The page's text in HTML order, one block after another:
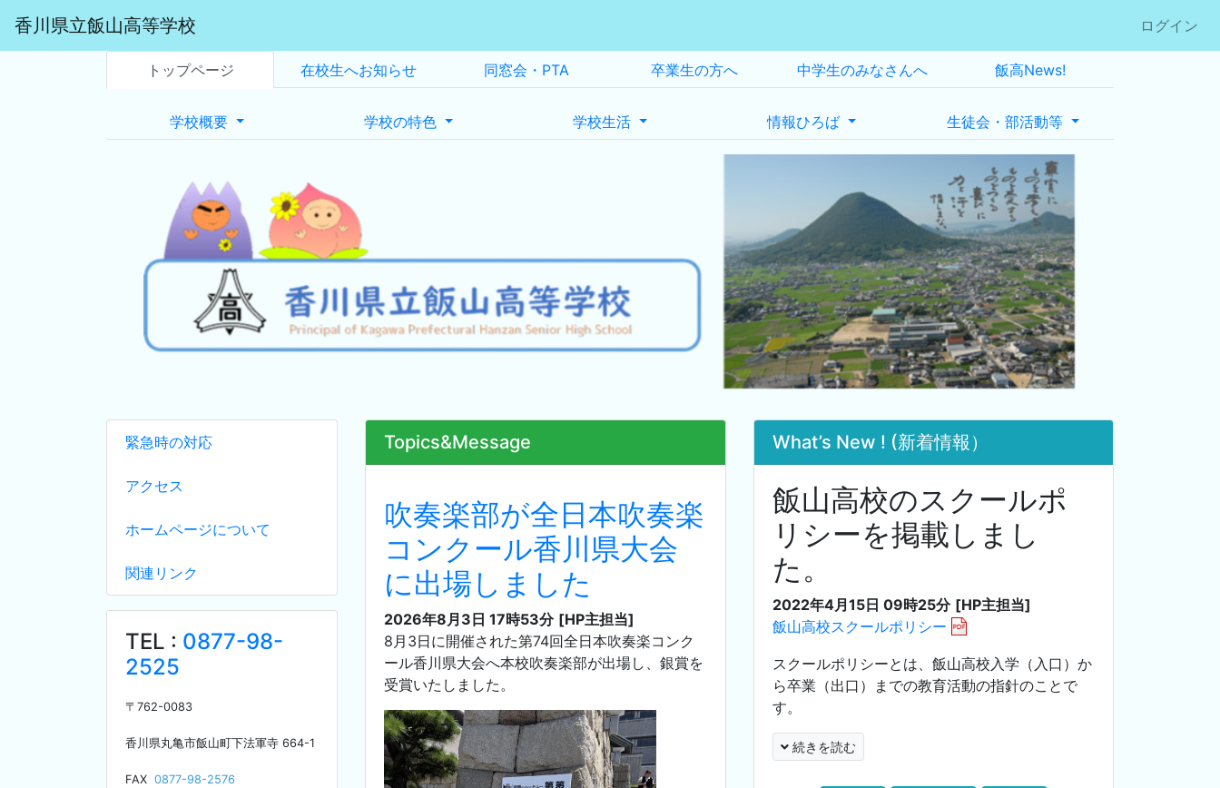
香川県立飯山高等学校 ログイン
トップページ 在校生へお知らせ 同窓会・PTA 卒業生の方へ 中学生のみなさんへ 飯高News!
学校概要 学校の特色 学校生活 情報ひろば 生徒会・部活動等
緊急時の対応
アクセス
ホームページについて
関連リンク
TEL : 0877-98-
2525
〒 762-0083
香川県丸亀市飯山町下法軍寺 664-1
FAX 0877-98-2576
Topics&Message
吹奏楽部が全日本吹奏楽
コンクール香川県大会
に出場しました
2026年8月3日 17時53分 [HP主担当]
8月3日に開催された第74回全日本吹奏楽コンク
ール香川県大会へ本校吹奏楽部が出場し、銀賞を
受賞いたしました。
What’s New ! (新着情報）
飯山高校のスクールポ
リシーを掲載しまし
た。
2022年4月15日 09時25分 [HP主担当]
飯山高校スクールポリシー
スクールポリシーとは、飯山高校入学（入口）か
ら卒業（出口）までの教育活動の指針のことで
す。
続きを読む